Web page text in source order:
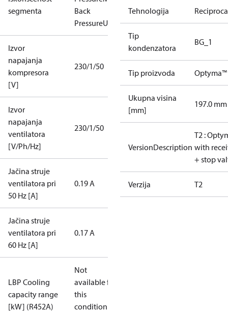
segmenta
Back
PressureUniversal
Izvor
napajanja
kompresora
[V]
230/1/50
Izvor
napajanja
ventilatora
[V/Ph/Hz]
230/1/50
Jačina struje
ventilatora pri
50 Hz [A]
0.19 A
Jačina struje
ventilatora pri
60 Hz [A]
0.17 A
LBP Cooling
capacity range
[kW] (R452A)
Not
available for
this
condition /
Tehnologija
Tip
kondenzatora
BG_1
Tip proizvoda Optyma™
Ukupna visina
[mm]
197.0 mm
VersionDescription
T2 :
with
+ stop
Verzija T2